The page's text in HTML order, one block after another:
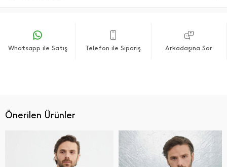
Whatsapp ile Satış Telefon ile Sipariş Arkadaşına Sor
Önerilen Ürünler